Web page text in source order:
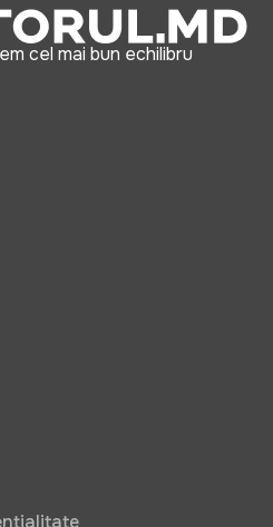
cel mai bun echilibru